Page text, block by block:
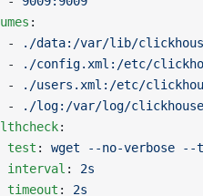
:
			-
./data:/var/lib/
			-
./config.xml:/etc/
			-
./users.xml:/etc/
			-
./log:/var/log/
:
			test
: wget --no-verbose
			interval
: 2s
			timeout
: 2s